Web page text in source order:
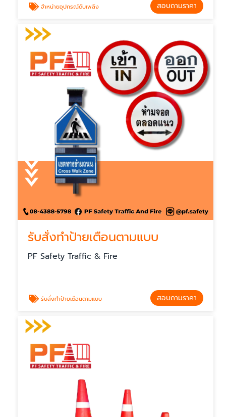
จำหน่ายอุปกรณ์ดับเพลิง สอบถามราคา
รับสั่งทำป้ายเตือนตามแบบ
PF Safety Traffic & Fire
รับสั่งทำป้ายเตือนตามแบบ สอบถามราคา